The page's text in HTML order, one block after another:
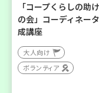
「コープくらしの助
の会」コーディネー
成講座
大人向け
ボランティア